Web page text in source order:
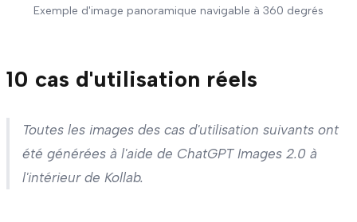
Exemple d'image panoramique navigable à 360 degrés
10 cas d'utilisation réels
Toutes les images des cas d'utilisation suivants ont
été générées à l'aide de ChatGPT Images 2.0 à
l'intérieur de Kollab.